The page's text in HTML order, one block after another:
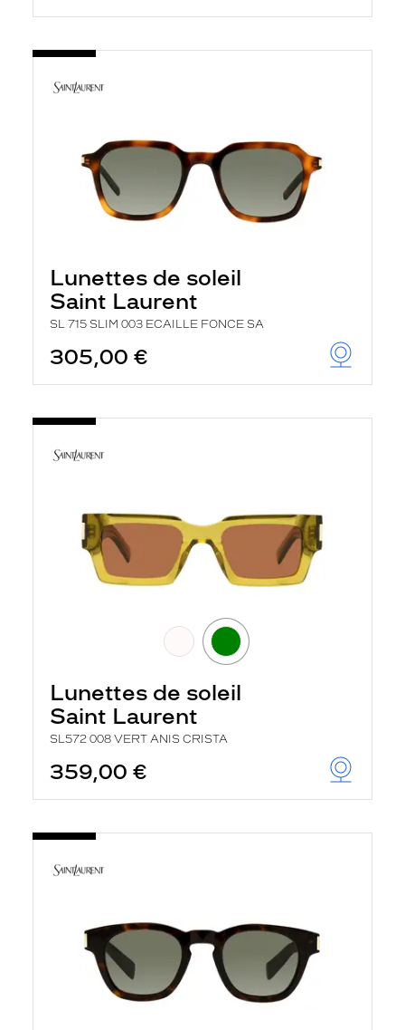
Lunettes de soleil
Saint Laurent
SL 715 SLIM 003 ECAILLE FONCE SA
305,00 €
Lunettes de soleil
Saint Laurent
SL572 008 VERT ANIS CRISTA
359,00 €